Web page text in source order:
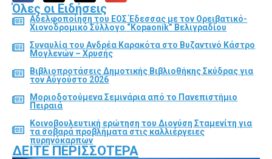
Όλες οι Ειδήσεις
Αδελφοποίηση του ΕΟΣ Έδεσσας με τον Ορειβατικό-
Χιονοδρομικό Σύλλογο “Kopaonik” Βελιγραδίου
Συναυλία του Ανδρέα Καρακότα στο Βυζαντινό Κάστρο
Μογλενών – Χρυσής
Βιβλιοπροτάσεις Δημοτικής Βιβλιοθήκης Σκύδρας για
τον Αύγούστο 2026
Μοριοδοτούμενα Σεμινάρια από το Πανεπιστήμιο
Πειραιά
Κοινοβουλευτική ερώτηση του Διονύση Σταμενίτη για
τα σοβαρά προβλήματα στις καλλιέργειες
πυρηνόκαρπων
ΔΕΊΤΕ ΠΕΡΙΣΣΌΤΕΡΑ